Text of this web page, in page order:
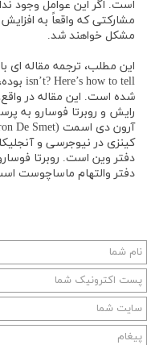
است. اگر این ‌عوامل وجود
مشارکتی که واقعاً به
مشکل خواهند شد.
شده است. این مقاله در
رایش و روبرتا فوسارو به
دفتر والتهام ماساچوست